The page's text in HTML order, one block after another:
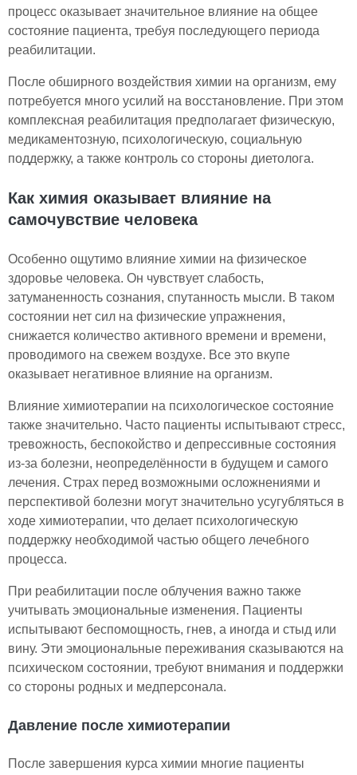
процесс оказывает значительное влияние на общее
состояние пациента, требуя последующего периода
реабилитации.
После обширного воздействия химии на организм, ему
потребуется много усилий на восстановление. При этом
комплексная реабилитация предполагает физическую,
медикаментозную, психологическую, социальную
поддержку, а также контроль со стороны диетолога.
Как химия оказывает влияние на
самочувствие человека
Особенно ощутимо влияние химии на физическое
здоровье человека. Он чувствует слабость,
затуманенность сознания, спутанность мысли. В таком
состоянии нет сил на физические упражнения,
снижается количество активного времени и времени,
проводимого на свежем воздухе. Все это вкупе
оказывает негативное влияние на организм.
Влияние химиотерапии на психологическое состояние
также значительно. Часто пациенты испытывают стресс,
тревожность, беспокойство и депрессивные состояния
из-за болезни, неопределённости в будущем и самого
лечения. Страх перед возможными осложнениями и
перспективой болезни могут значительно усугубляться в
ходе химиотерапии, что делает психологическую
поддержку необходимой частью общего лечебного
процесса.
При реабилитации после облучения важно также
учитывать эмоциональные изменения. Пациенты
испытывают беспомощность, гнев, а иногда и стыд или
вину. Эти эмоциональные переживания сказываются на
психическом состоянии, требуют внимания и поддержки
со стороны родных и медперсонала.
Давление после химиотерапии
После завершения курса химии многие пациенты